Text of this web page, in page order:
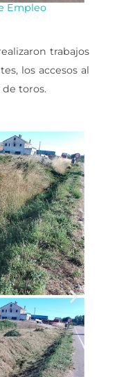
Empleo
trabajos
los accesos al
de toros.